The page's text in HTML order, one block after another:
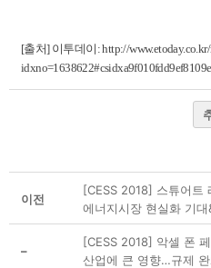
[출처] 이투데이: http://
이전
[CESS 2018] 스튜어트
에너지시장 현실화 기
–
[CESS 2018] 악셀 폰
산업에 큰 영향…규제